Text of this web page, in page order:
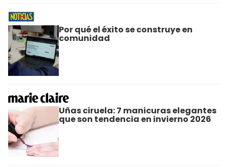
Por qué el éxito se construye en
comunidad
Uñas ciruela: 7 manicuras elegantes
que son tendencia en invierno 2026